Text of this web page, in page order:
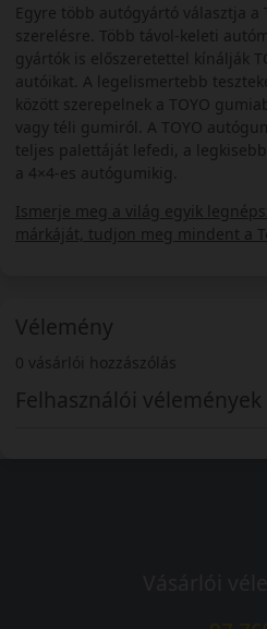
Egyre több autógyártó választja a
szerelésre. Több távol-keleti
gyártók is előszeretettel kínálják
autóikat. A legelismertebb
között szerepelnek a TOYO
vagy téli gumiról. A TOYO
teljes palettáját lefedi, a
a 4×4-es autógumikig.
Ismerje meg a világ egyik
márkáját, tudjon meg mindent a
Vélemény
0 vásárlói hozzászólás
Felhasználói vélemények